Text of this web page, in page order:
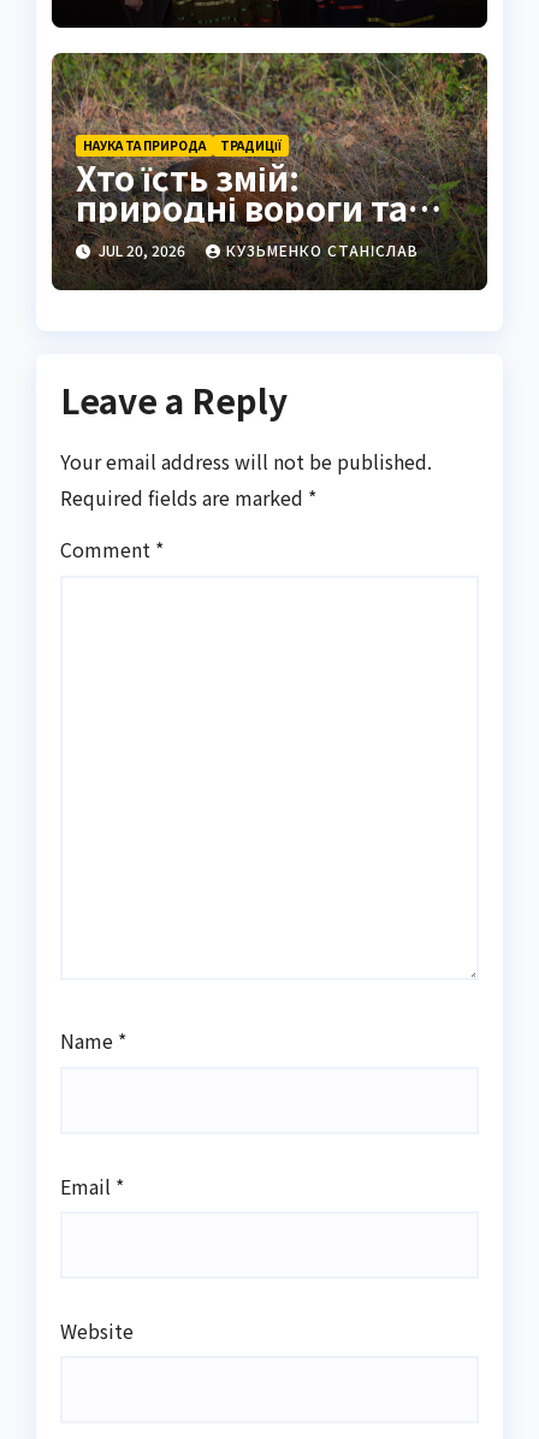
НАУКА ТА ПРИРОДА ТРАДИЦІЇ
Хто їсть змій:
природні вороги та
людські традиції
JUL 20, 2026 КУЗЬМЕНКО СТАНІСЛАВ
Leave a Reply
Your email address will not be published.
Required fields are marked *
Comment *
Name *
Email *
Website